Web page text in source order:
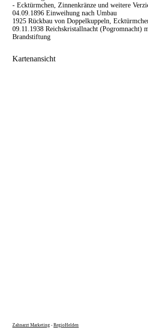
- Ecktürmchen, Zinnenkränze und weitere
04.09.1896 Einweihung nach Umbau
1925 Rückbau von Doppelkuppeln,
09.11.1938 Reichskristallnacht (Pogromnacht)
Brandstiftung
Kartenansicht
Zahnarzt Marketing - RegioHelden